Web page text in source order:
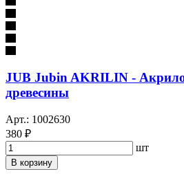
JUB Jubin AKRILIN -
древесины
Арт.: 1002630
380 ₽
шт
В корзину